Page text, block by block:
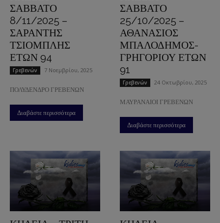
ΣΑΒΒΑΤΟ
8/11/2025 –
ΣΑΡΑΝΤΗΣ
ΤΣΙΟΜΠΛΗΣ
ΕΤΩΝ 94
Γρεβενών 7 Νοεμβρίου, 2025
ΠΟΛΥΔΕΝΔΡΟ ΓΡΕΒΕΝΩΝ
Διαβάστε περισσότερα
ΣΑΒΒΑΤΟ
25/10/2025 –
ΑΘΑΝΑΣΙΟΣ
ΜΠΑΛΟΔΗΜΟΣ-
ΓΡΗΓΟΡΙΟΥ ΕΤΩΝ
91
Γρεβενών 24 Οκτωβρίου, 2025
ΜΑΥΡΑΝΑΙΟΙ ΓΡΕΒΕΝΩΝ
Διαβάστε περισσότερα